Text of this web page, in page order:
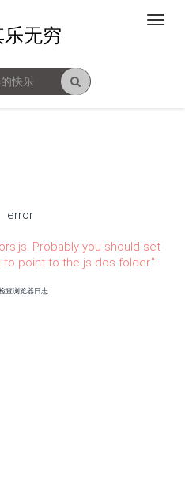
无穷
error
Probably you should set
point to the js-dos folder."
查浏览器日志